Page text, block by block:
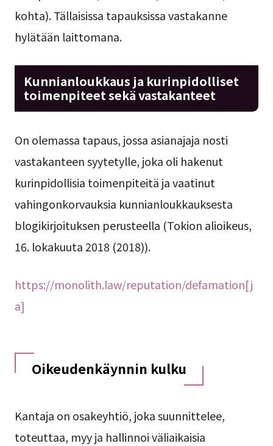
kohta). Tällaisissa tapauksissa vastakanne
hylätään laittomana.
Kunnianloukkaus ja kurinpidolliset
toimenpiteet sekä vastakanteet
On olemassa tapaus, jossa asianajaja nosti
vastakanteen syytetylle, joka oli hakenut
kurinpidollisia toimenpiteitä ja vaatinut
vahingonkorvauksia kunnianloukkauksesta
blogikirjoituksen perusteella (Tokion alioikeus,
16. lokakuuta 2018 (2018)).
https://monolith.law/reputation/defamation[j
a]
Oikeudenkäynnin kulku
Kantaja on osakeyhtiö, joka suunnittelee,
toteuttaa, myy ja hallinnoi väliaikaisia